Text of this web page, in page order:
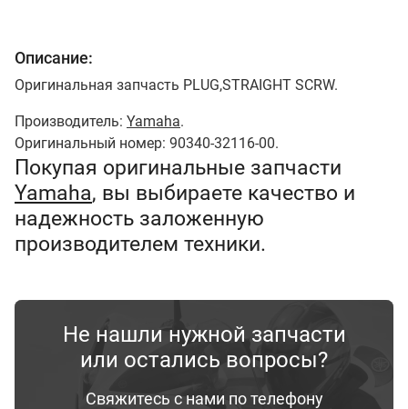
Описание:
Оригинальная запчасть PLUG,STRAIGHT SCRW.
Производитель: Yamaha.
Оригинальный номер: 90340-32116-00.
Покупая оригинальные запчасти
Yamaha, вы выбираете качество и
надежность заложенную
производителем техники.
Не нашли нужной запчасти
или остались вопросы?
Свяжитесь с нами по телефону